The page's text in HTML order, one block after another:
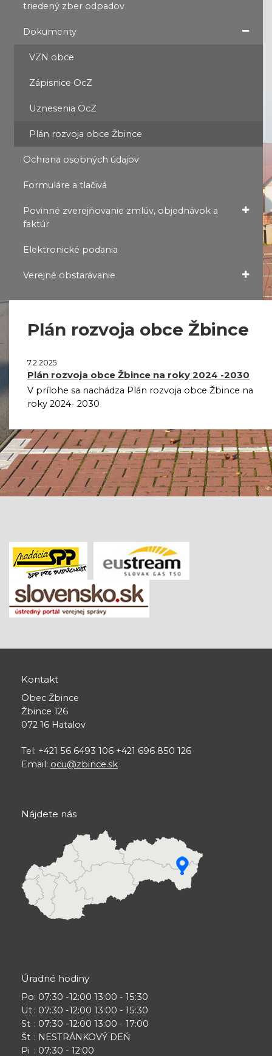
triedený zber odpadov
Dokumenty
VZN obce
Zápisnice OcZ
Uznesenia OcZ
Plán rozvoja obce Žbince
Ochrana osobných údajov
Formuláre a tlačivá
Povinné zverejňovanie zmlúv, objednávok a
faktúr
Elektronické podania
Verejné obstarávanie
Plán rozvoja obce Žbince
7.2.2025
Plán rozvoja obce Žbince na roky 2024 -2030
V prílohe sa nachádza Plán rozvoja obce Žbince na
roky 2024- 2030
Kontakt
Obec Žbince
Žbince 126
072 16 Hatalov
Tel: +421 56 6493 106 +421 696 850 126
Email: ocu@zbince.sk
Nájdete nás
Úradné hodiny
Po
Ut
St
Št
Pi
: 07:30 -12:00 13:00 - 15:30
: 07:30 -12:00 13:00 - 15:30
: 07:30 -12:00 13:00 - 17:00
: NESTRÁNKOVÝ DEŇ
: 07:30 - 12:00